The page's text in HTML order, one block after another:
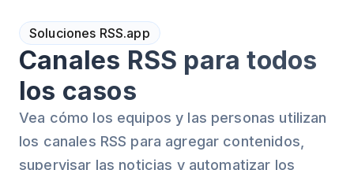
Soluciones RSS.app
Canales RSS para todos
los casos
Vea cómo los equipos y las personas utilizan
los canales RSS para agregar contenidos,
supervisar las noticias y automatizar los